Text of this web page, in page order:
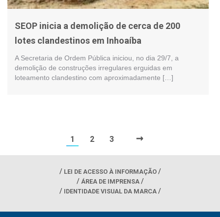
SEOP inicia a demolição de cerca de 200
lotes clandestinos em Inhoaíba
A Secretaria de Ordem Pública iniciou, no dia 29/7, a
demolição de construções irregulares erguidas em
loteamento clandestino com aproximadamente […]
1 2 3 →
LEI DE ACESSO À INFORMAÇÃO
ÁREA DE IMPRENSA
IDENTIDADE VISUAL DA MARCA